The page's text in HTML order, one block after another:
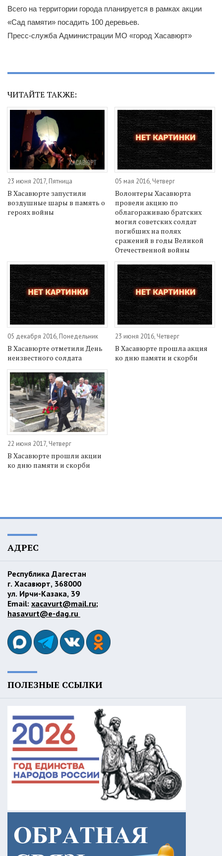
Всего на территории города планируется в рамках акции
«Сад памяти» посадить 100 деревьев.
Пресс-служба Администрации МО «город Хасавюрт»
ЧИТАЙТЕ ТАКЖЕ:
23 июня 2017, Пятница
В Хасавюрте запустили
воздушные шары в память о
героях войны
05 мая 2016, Четверг
Волонтеры Хасавюрта
провели акцию по
облагораживаю братских
могил советских солдат
погибших на полях
сражений в годы Великой
Отечественной войны
05 декабря 2016, Понедельник
В Хасавюрте отметили День
неизвестного солдата
23 июня 2016, Четверг
В Хасавюрте прошла акция
ко дню памяти и скорби
22 июня 2017, Четверг
В Хасавюрте прошли акции
ко дню памяти и скорби
АДРЕС
Республика Дагестан
г. Хасавюрт, 368000
ул. Ирчи-Казака, 39
Email: xacavurt@mail.ru;
hasavurt@e-dag.ru
ПОЛЕЗНЫЕ ССЫЛКИ